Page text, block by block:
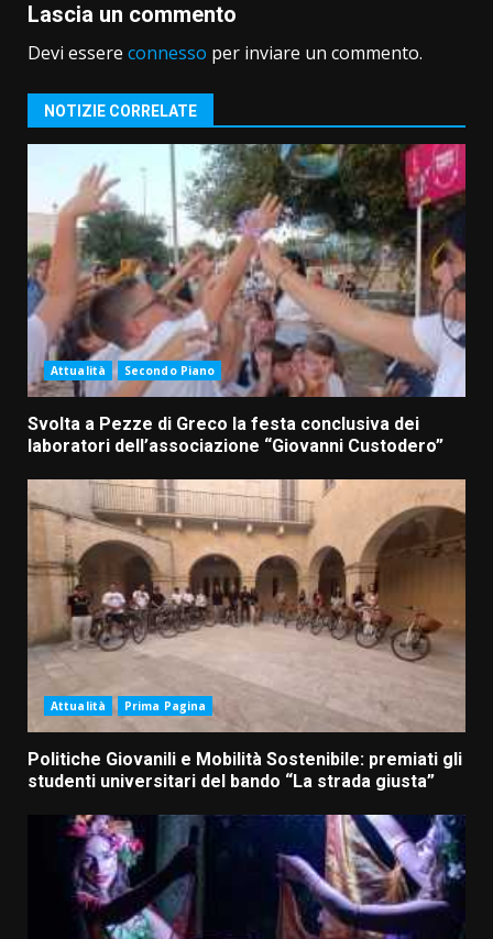
Lascia un commento
Devi essere connesso per inviare un commento.
NOTIZIE CORRELATE
Attualità Secondo Piano
Svolta a Pezze di Greco la festa conclusiva dei
laboratori dell’associazione “Giovanni Custodero”
Attualità Prima Pagina
Politiche Giovanili e Mobilità Sostenibile: premiati gli
studenti universitari del bando “La strada giusta”